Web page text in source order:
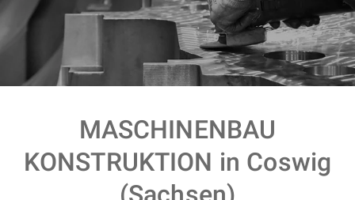
MASCHINENBAU
KONSTRUKTION in Coswig